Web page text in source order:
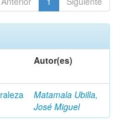
Autor(es)
Matamala Ubilla,
José Miguel